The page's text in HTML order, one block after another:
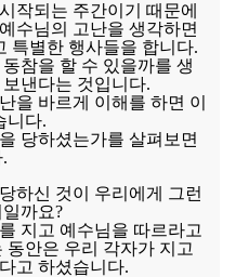
작되는 주간이기 때문에
수님의 고난을 생각하면
특별한 행사들을 합니다.
참을 할 수 있을까를 생
낸다는 것입니다.
을 바르게 이해를 하면 이
니다.
당하셨는가를 살펴보면
하신 것이 우리에게 그런
까요?
지고 예수님을 따르라고
안은 우리 각자가 지고
고 하셨습니다.